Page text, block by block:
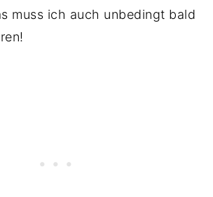
muss ich auch unbedingt bald